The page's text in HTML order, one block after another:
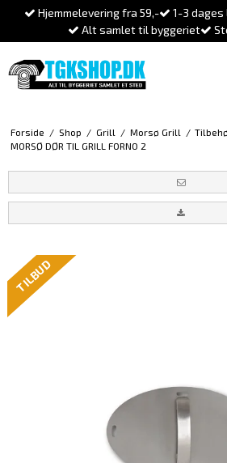
Hjemmelevering fra 59,-
1-3
Alt samlet til byggeriet
Forside / Shop / Grill / Morsø Grill /
MORSØ DØR TIL GRILL FORNO 2
TILBUD